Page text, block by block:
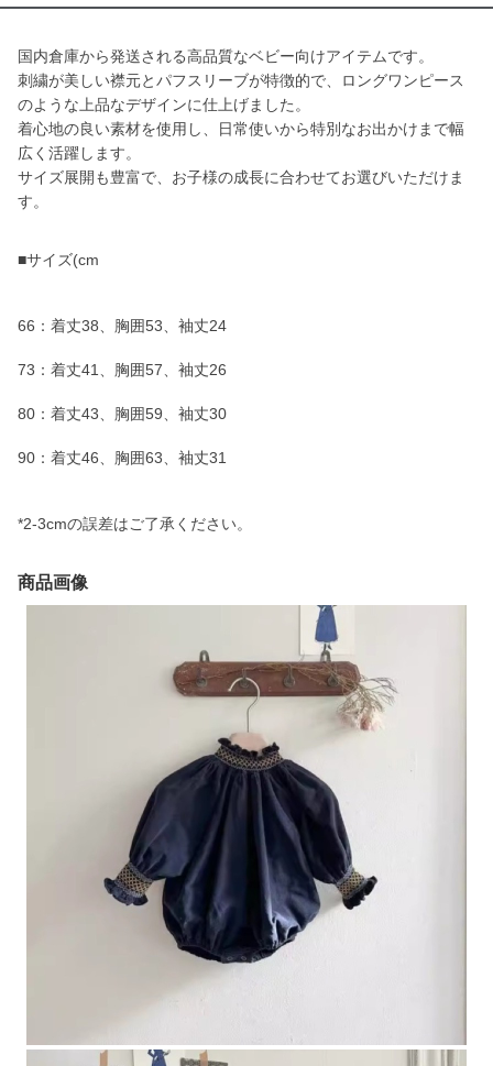
国内倉庫から発送される高品質なベビー向けアイテムです。
刺繍が美しい襟元とパフスリーブが特徴的で、ロングワンピース
のような上品なデザインに仕上げました。
着心地の良い素材を使用し、日常使いから特別なお出かけまで幅
広く活躍します。
サイズ展開も豊富で、お子様の成長に合わせてお選びいただけま
す。
■サイズ(cm
66：着丈38、胸囲53、袖丈24
73：着丈41、胸囲57、袖丈26
80：着丈43、胸囲59、袖丈30
90：着丈46、胸囲63、袖丈31
*2-3cmの誤差はご了承ください。
商品画像